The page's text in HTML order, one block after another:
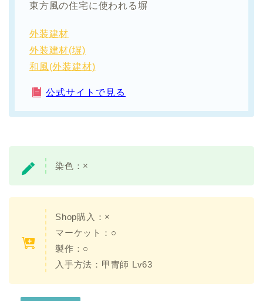
東方風の住宅に使われる塀
外装建材
外装建材(塀)
和風(外装建材)
公式サイトで見る
染色： ×
Shop購入：×
マーケット：○
製作：○
入手方法： 甲冑師 Lv63